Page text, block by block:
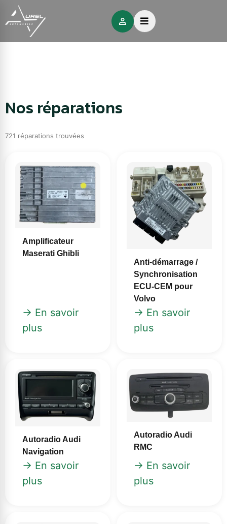
Nos réparations
721 réparations trouvées
Amplificateur
Maserati Ghibli
→ En savoir
plus
Anti-démarrage /
Synchronisation
ECU-CEM pour
Volvo
→ En savoir
plus
Autoradio Audi
Navigation
→ En savoir
plus
Autoradio Audi
RMC
→ En savoir
plus